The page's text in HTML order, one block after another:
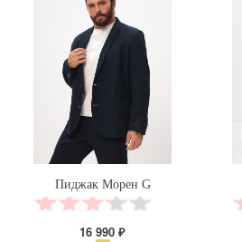
Пиджак Морен G
16 990 ₽